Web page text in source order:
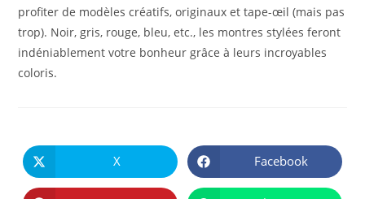
profiter de modèles créatifs, originaux et tape-œil (mais pas
trop). Noir, gris, rouge, bleu, etc., les montres stylées feront
indéniablement votre bonheur grâce à leurs incroyables
coloris.
CE
CONTENU
Ouvrir
dans
une
X Ouvrir
dans
une
Facebook